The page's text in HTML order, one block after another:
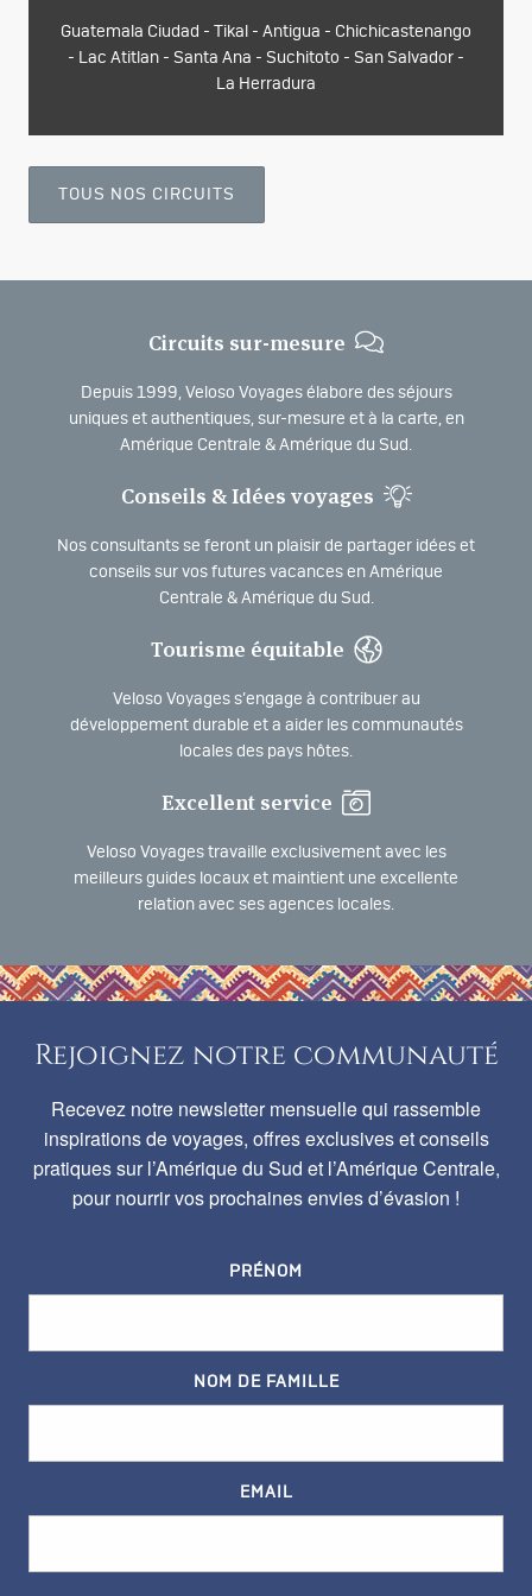
Guatemala Ciudad - Tikal - Antigua - Chichicastenango
- Lac Atitlan - Santa Ana - Suchitoto - San Salvador -
La Herradura
TOUS NOS CIRCUITS
Circuits sur-mesure
Depuis 1999, Veloso Voyages élabore des séjours
uniques et authentiques, sur-mesure et à la carte, en
Amérique Centrale & Amérique du Sud.
Conseils & Idées voyages
Nos consultants se feront un plaisir de partager idées et
conseils sur vos futures vacances en Amérique
Centrale & Amérique du Sud.
Tourisme équitable
Veloso Voyages s’engage à contribuer au
développement durable et a aider les communautés
locales des pays hôtes.
Excellent service
Veloso Voyages travaille exclusivement avec les
meilleurs guides locaux et maintient une excellente
relation avec ses agences locales.
Rejoignez notre communauté
Recevez notre newsletter mensuelle qui rassemble
inspirations de voyages, offres exclusives et conseils
pratiques sur l’Amérique du Sud et l’Amérique Centrale,
pour nourrir vos prochaines envies d’évasion !
PRÉNOM
NOM DE FAMILLE
EMAIL